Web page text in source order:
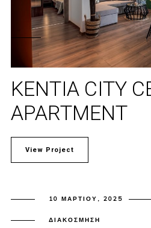
KENTIA CITY
APARTMENT
View Project
10 ΜΑΡΤΊΟΥ, 2025
ΔΙΑΚΌΣΜΗΣΗ